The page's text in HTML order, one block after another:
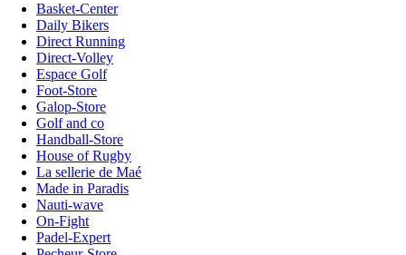
Basket-Center
Daily Bikers
Direct Running
Direct-Volley
Espace Golf
Foot-Store
Galop-Store
Golf and co
Handball-Store
House of Rugby
La sellerie de Maé
Made in Paradis
Nauti-wave
On-Fight
Padel-Expert